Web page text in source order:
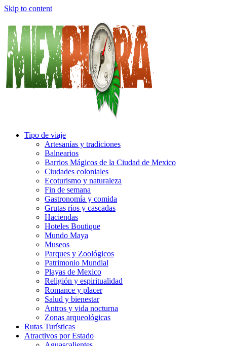
Skip to content
Tipo de viaje
Artesanías y tradiciones
Balnearios
Barrios Mágicos de la Ciudad de Mexico
Ciudades coloniales
Ecoturismo y naturaleza
Fin de semana
Gastronomía y comida
Grutas ríos y cascadas
Haciendas
Hoteles Boutique
Mundo Maya
Museos
Parques y Zoológicos
Patrimonio Mundial
Playas de Mexico
Religión y espiritualidad
Romance y placer
Salud y bienestar
Antros y vida nocturna
Zonas arqueológicas
Rutas Turísticas
Atractivos por Estado